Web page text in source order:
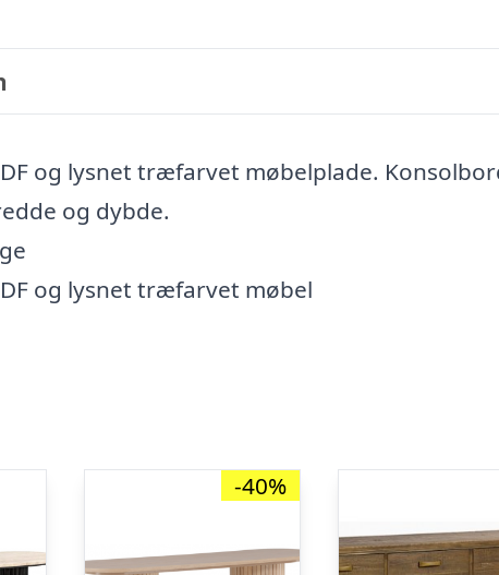
og lysnet træfarvet møbelplade.
og dybde.
og lysnet træfarvet møbel
-40%